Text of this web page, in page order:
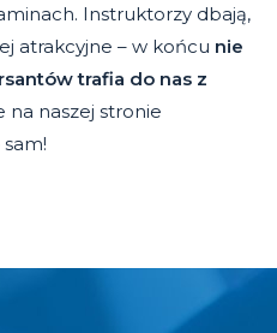
Instruktorzy dbają,
atrakcyjne – w końcu nie
trafia do nas z
na naszej stronie